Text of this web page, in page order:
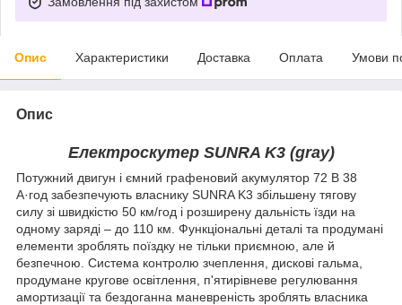
Опис Характеристики Доставка Оплата Умови
Опис
Електроскутер SUNRA K3 (gray)
Потужний двигун і ємний графеновий акумулятор 72 В 38
А·год забезпечують власнику SUNRA K3 збільшену тягову
силу зі швидкістю 50 км/год і розширену дальність їзди на
одному заряді – до 110 км. Функціональні деталі та продумані
елементи зроблять поїздку не тільки приємною, але й
безпечною. Система контролю зчеплення, дискові гальма,
продумане кругове освітлення, п'ятирівневе регулювання
амортизації та бездоганна маневреність зроблять власника